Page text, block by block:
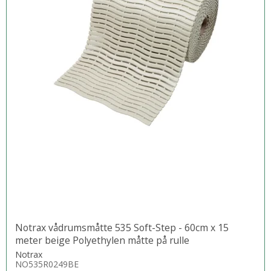
Notrax vådrumsmåtte 535 Soft-Step - 60cm x 15
meter beige Polyethylen måtte på rulle
Notrax
NO535R0249BE